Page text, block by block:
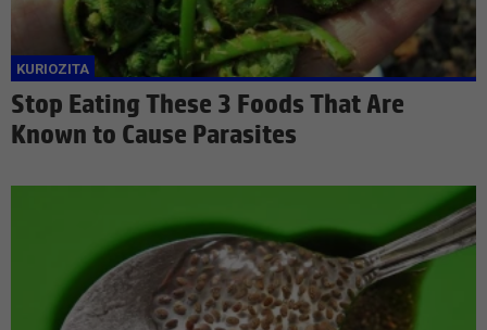
Stop Eating These 3 Foods That Are
Known to Cause Parasites